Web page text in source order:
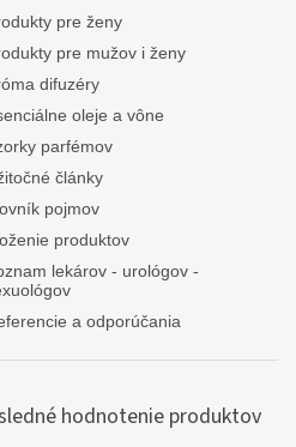
pre ženy
pre mužov i ženy
difuzéry
oleje a vône
parfémov
články
pojmov
produktov
lekárov - urológov -
a odporúčania
hodnotenie produktov